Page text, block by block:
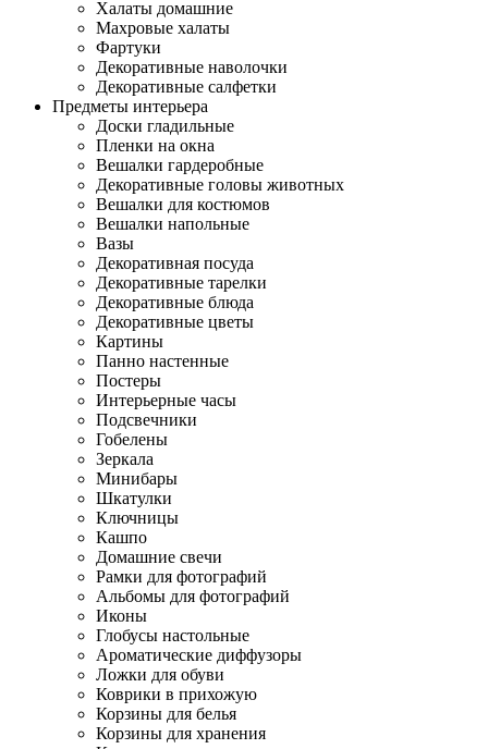
Халаты домашние
Махровые халаты
Фартуки
Декоративные наволочки
Декоративные салфетки
Предметы интерьера
Доски гладильные
Пленки на окна
Вешалки гардеробные
Декоративные головы животных
Вешалки для костюмов
Вешалки напольные
Вазы
Декоративная посуда
Декоративные тарелки
Декоративные блюда
Декоративные цветы
Картины
Панно настенные
Постеры
Интерьерные часы
Подсвечники
Гобелены
Зеркала
Минибары
Шкатулки
Ключницы
Кашпо
Домашние свечи
Рамки для фотографий
Альбомы для фотографий
Иконы
Глобусы настольные
Ароматические диффузоры
Ложки для обуви
Коврики в прихожую
Корзины для белья
Корзины для хранения